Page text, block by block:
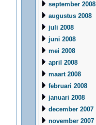
september 2008
augustus 2008
juli 2008
juni 2008
mei 2008
april 2008
maart 2008
februari 2008
januari 2008
december 2007
november 2007